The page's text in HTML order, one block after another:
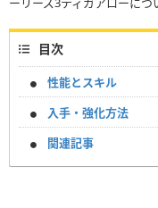
目次
性能とスキル
入手・強化方法
関連記事